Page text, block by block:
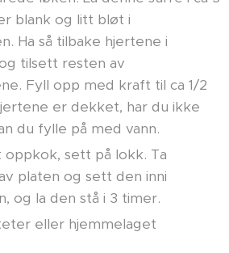
blank og litt bløt i
Ha så tilbake hjertene i
tilsett resten av
Fyll opp med kraft til ca 1/2
er dekket, har du ikke
du fylle på med vann.
oppkok, sett på lokk. Ta
platen og sett den inni
og la den stå i 3 timer.
eller hjemmelaget